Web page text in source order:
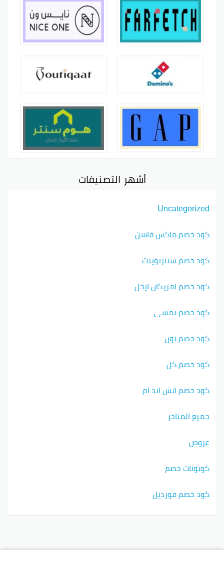
أشهر التصنيفات
Uncategorized
كود خصم ماكس فاشن
كود خصم سنتربوينت
كود خصم امريكان ايجل
كود خصم نمشي
كود خصم نون
كود خصم كل
كود خصم اتش اند ام
جميع المتاجر
عروض
كوبونات خصم
كود خصم فورديل